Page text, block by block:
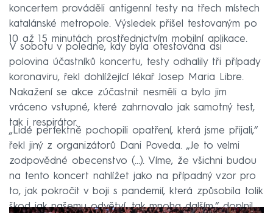
koncertem prováděli antigenní testy na třech místech
katalánské metropole. Výsledek přišel testovaným po
10 až 15 minutách prostřednictvím mobilní aplikace.
V sobotu v poledne, kdy byla otestována asi
polovina účastníků koncertu, testy odhalily tři případy
koronaviru, řekl dohlížející lékař Josep Maria Libre.
Nakažení se akce zúčastnit nesměli a bylo jim
vráceno vstupné, které zahrnovalo jak samotný test,
tak i respirátor.
„Lidé perfektně pochopili opatření, která jsme přijali,“
řekl jiný z organizátorů Dani Poveda. „Je to velmi
zodpovědné obecenstvo (...). Víme, že všichni budou
na tento koncert nahlížet jako na případný vzor pro
to, jak pokročit v boji s pandemií, která způsobila tolik
škod jak našemu odvětví, tak mnoha dalším,“ doplnil.